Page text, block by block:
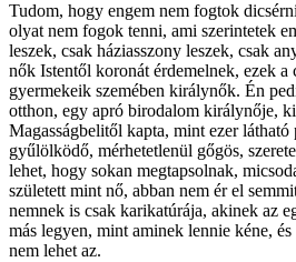
Tudom, hogy engem nem fogtok
olyat nem fogok tenni, ami szerintetek
leszek, csak háziasszony leszek, csak
nők Istentől koronát érdemelnek, ezek a
gyermekeik szemében királynők. Én
otthon, egy apró birodalom királynője,
Magasságbelitől kapta, mint ezer
gyűlölködő, mérhetetlenül gőgös,
lehet, hogy sokan megtapsolnak,
született mint nő, abban nem ér el
nemnek is csak karikatúrája, akinek az
más legyen, mint aminek lennie kéne,
nem lehet az.